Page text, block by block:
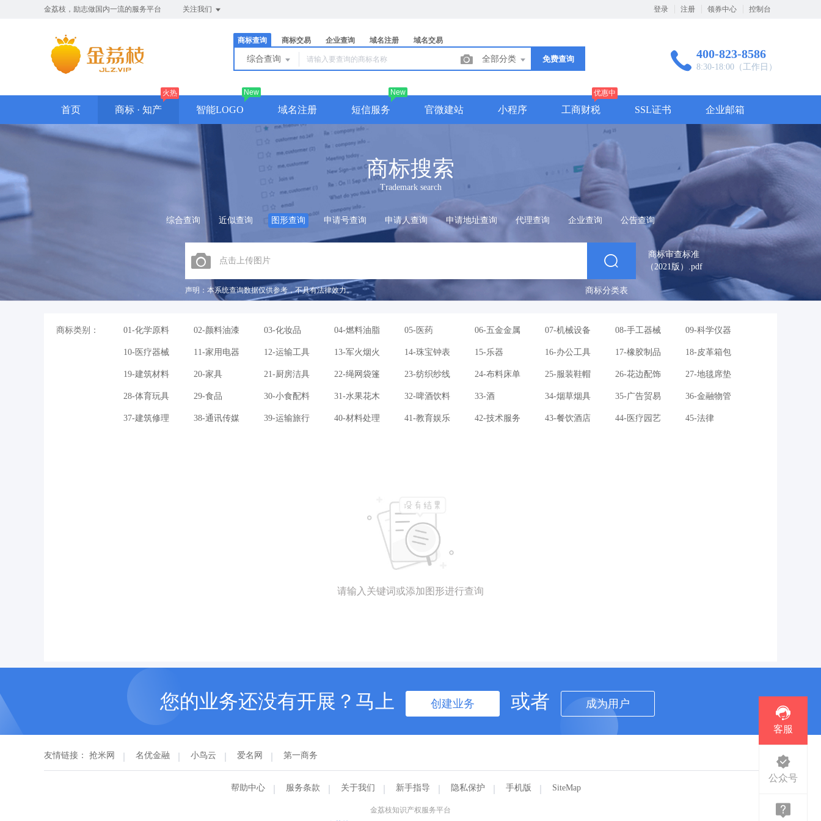
金荔枝，励志做国内一流的服务平台 关注我们 登录 注册 领券中心 控制台
商标查询 商标交易 企业查询 域名注册 域名交易
综合查询 全部分类 免费查询 400-823-8586
8:30-18:00（工作日）
首页 商标 · 知产
火热
智能LOGO
New
域名注册 短信服务
New
官微建站 小程序 工商财税
优惠中
SSL证书 企业邮箱
商标搜索
Trademark search
综合查询 近似查询 图形查询 申请号查询 申请人查询 申请地址查询 代理查询 企业查询 公告查询
点击上传图片
商标审查标准
（2021版）.pdf
声明：本系统查询数据仅供参考，不具有法律效力。 商标分类表
商标类别： 01-化学原料 02-颜料油漆 03-化妆品 04-燃料油脂 05-医药 06-五金金属 07-机械设备 08-手工器械 09-科学仪器
10-医疗器械 11-家用电器 12-运输工具 13-军火烟火 14-珠宝钟表 15-乐器 16-办公工具 17-橡胶制品 18-皮革箱包
19-建筑材料 20-家具 21-厨房洁具 22-绳网袋篷 23-纺织纱线 24-布料床单 25-服装鞋帽 26-花边配饰 27-地毯席垫
28-体育玩具 29-食品 30-小食配料 31-水果花木 32-啤酒饮料 33-酒 34-烟草烟具 35-广告贸易 36-金融物管
37-建筑修理 38-通讯传媒 39-运输旅行 40-材料处理 41-教育娱乐 42-技术服务 43-餐饮酒店 44-医疗园艺 45-法律
请输入关键词或添加图形进行查询
您的业务还没有开展？马上 创建业务 或者 成为用户
友情链接： 抢米网 名优金融 小鸟云 爱名网 第一商务
帮助中心 服务条款 关于我们 新手指导 隐私保护 手机版 SiteMap
金荔枝知识产权服务平台
客服
公众号